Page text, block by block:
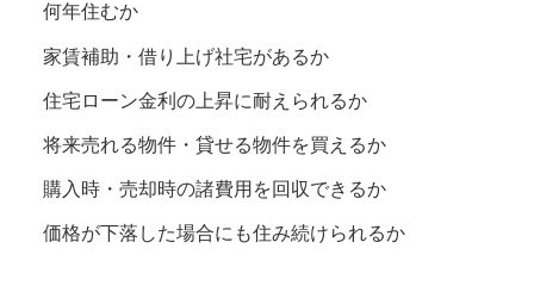
何年住むか
家賃補助・借り上げ社宅があるか
住宅ローン金利の上昇に耐えられるか
将来売れる物件・貸せる物件を買えるか
購入時・売却時の諸費用を回収できるか
価格が下落した場合にも住み続けられるか